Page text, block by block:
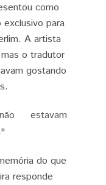
como
para
A artista
o tradutor
gostando
estavam
do que
responde